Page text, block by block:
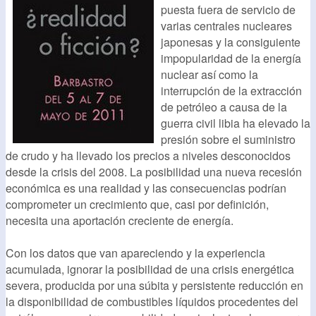
puesta fuera de servicio de
varias centrales nucleares
japonesas y la consiguiente
impopularidad de la energía
nuclear así como la
interrupción de la extracción
de petróleo a causa de la
guerra civil libia ha elevado la
presión sobre el suministro
de crudo y ha llevado los precios a niveles desconocidos
desde la crisis del 2008. La posibilidad una nueva recesión
económica es una realidad y las consecuencias podrían
comprometer un crecimiento que, casi por definición,
necesita una aportación creciente de energía.
Con los datos que van apareciendo y la experiencia
acumulada, ignorar la posibilidad de una crisis energética
severa, producida por una súbita y persistente reducción en
la disponibilidad de combustibles líquidos procedentes del